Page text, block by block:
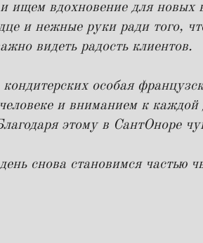
ищем вдохновение для новых
и нежные руки ради того,
видеть радость клиентов.
особая
и вниманием к
этому в СантОноре
снова становимся частью